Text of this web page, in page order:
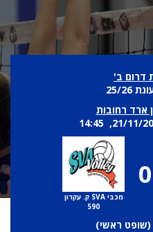
דרום ב'
ארד רחובות
מכבי SVA ק. עקרון
590
(שופט ראשי)